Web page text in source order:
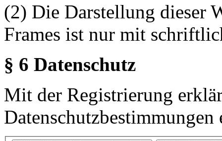
(2) Die Darstellung dieser
Frames ist nur mit
§ 6 Datenschutz
Mit der Registrierung
Datenschutzbestimmungen